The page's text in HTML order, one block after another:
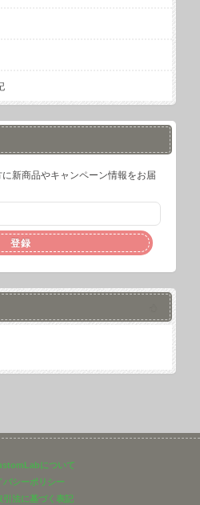
新商品やキャンペーン情報をお届
登録
について
バシーポリシー
引法に基づく表記